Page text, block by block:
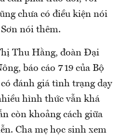
chưa có điều kiện nói
nói thêm.
Thu Hằng, đoàn Đại
báo cáo 719 của Bộ
đánh giá tình trạng dạy
hình thức vẫn khá
còn khoảng cách giữa
Cha mẹ học sinh xem